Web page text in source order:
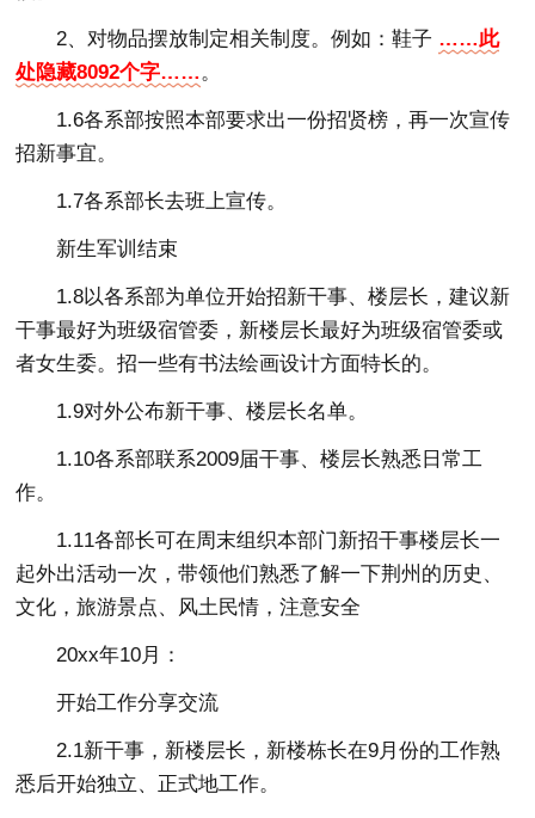
2、对物品摆放制定相关制度。例如：鞋子 ……此
处隐藏8092个字…… 。
1.6各系部按照本部要求出一份招贤榜，再一次宣传
招新事宜。
1.7各系部长去班上宣传。
新生军训结束
1.8以各系部为单位开始招新干事、楼层长，建议新
干事最好为班级宿管委，新楼层长最好为班级宿管委或
者女生委。招一些有书法绘画设计方面特长的。
1.9对外公布新干事、楼层长名单。
1.10各系部联系2009届干事、楼层长熟悉日常工
作。
1.11各部长可在周末组织本部门新招干事楼层长一
起外出活动一次，带领他们熟悉了解一下荆州的历史、
文化，旅游景点、风土民情，注意安全
20xx年10月：
开始工作分享交流
2.1新干事，新楼层长，新楼栋长在9月份的工作熟
悉后开始独立、正式地工作。